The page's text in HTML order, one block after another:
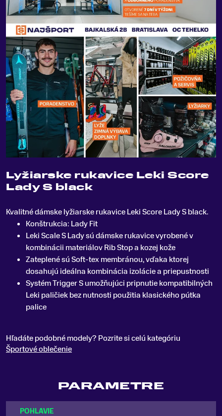
Lyžiarske rukavice Leki Score
Lady S black
Kvalitné dámske lyžiarske rukavice Leki Score Lady S black.
Konštrukcia: Lady Fit
Leki Scale S Lady sú dámske rukavice vyrobené v
kombinácii materiálov Rib Stop a kozej kože
Zateplené sú Soft-tex membránou, vďaka ktorej
dosahujú ideálna kombinácia izolácie a priepustnosti
Systém Trigger S umožňujúci pripnutie kompatibilných
Leki paličiek bez nutnosti použitia klasického pútka
palice
Hľadáte podobné modely? Pozrite si celú kategóriu
Športové oblečenie
PARAMETRE
POHLAVIE